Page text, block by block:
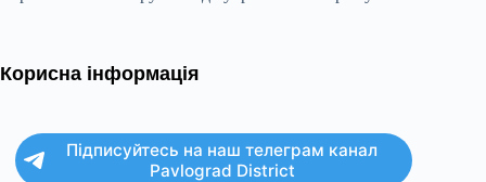
Корисна інформація
Підписуйтесь на наш телеграм канал
Pavlograd District